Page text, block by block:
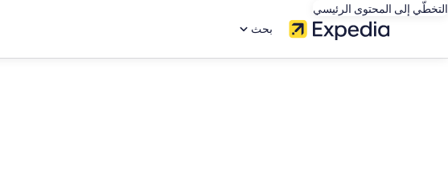
التخطّي إلى المحتوى الرئيسي
بحث